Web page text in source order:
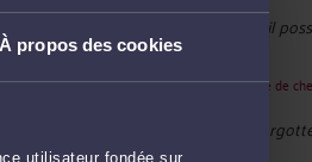
À propos des cookies
utilisateur fondée sur
« Bonjour, Serait-il
d'informations sur ce ... »
Le 22 juin 2026 à 12:44surLe dépôt-vente de
« Digital debts like